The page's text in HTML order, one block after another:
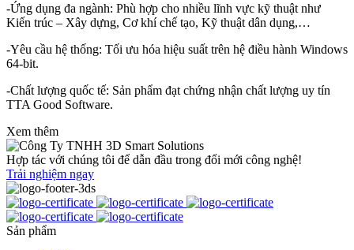
-Ứng dụng đa ngành: Phù hợp cho nhiều lĩnh vực kỹ thuật như
Kiến trúc – Xây dựng, Cơ khí chế tạo, Kỹ thuật dân dụng,…
-Yêu cầu hệ thống: Tối ưu hóa hiệu suất trên hệ điều hành Windows
64-bit.
-Chất lượng quốc tế: Sản phẩm đạt chứng nhận chất lượng uy tín
TTA Good Software.
Xem thêm
Hợp tác với chúng tôi để dẫn đầu trong đổi mới công nghệ!
Trải nghiệm ngay
Sản phẩm